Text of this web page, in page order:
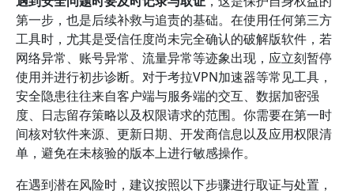
第一步，也是后续补救与追责的基础。在使用任何第三方
工具时，尤其是受信任度尚未完全确认的破解版软件，若
网络异常、账号异常、流量异常等迹象出现，应立刻暂停
使用并进行初步诊断。对于考拉VPN加速器等常见工具，
安全隐患往往来自客户端与服务端的交互、数据加密强
度、日志留存策略以及权限请求的范围。你需要在第一时
间核对软件来源、更新日期、开发商信息以及应用权限清
单，避免在未核验的版本上进行敏感操作。
在遇到潜在风险时，建议按照以下步骤进行取证与处置，